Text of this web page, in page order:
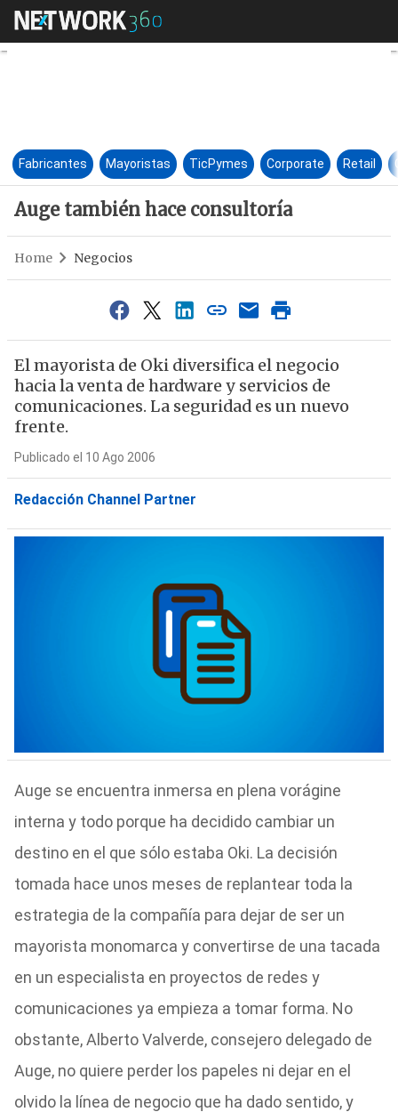
Auge también hace
Fabricantes Mayoristas TicPymes Corporate Retail
Auge también hace consultoría
Home Negocios
El mayorista de Oki diversifica el negocio
hacia la venta de hardware y servicios de
comunicaciones. La seguridad es un nuevo
frente.
Publicado el 10 Ago 2006
Redacción Channel Partner
Auge se encuentra inmersa en plena vorágine
interna y todo porque ha decidido cambiar un
destino en el que sólo estaba Oki. La decisión
tomada hace unos meses de replantear toda la
estrategia de la compañía para dejar de ser un
mayorista monomarca y convertirse de una tacada
en un especialista en proyectos de redes y
comunicaciones ya empieza a tomar forma. No
obstante, Alberto Valverde, consejero delegado de
Auge, no quiere perder los papeles ni dejar en el
olvido la línea de negocio que ha dado sentido, y